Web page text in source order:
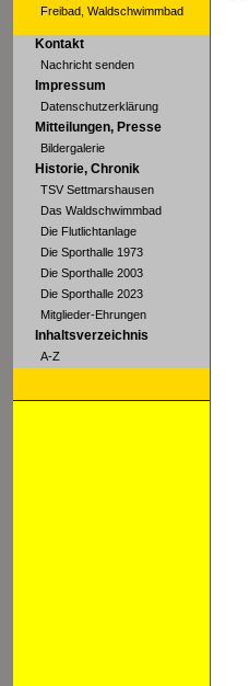
Freibad, Waldschwimmbad
Kontakt
Nachricht senden
Impressum
Datenschutzerklärung
Mitteilungen, Presse
Bildergalerie
Historie, Chronik
TSV Settmarshausen
Das Waldschwimmbad
Die Flutlichtanlage
Die Sporthalle 1973
Die Sporthalle 2003
Die Sporthalle 2023
Mitglieder-Ehrungen
Inhaltsverzeichnis
A-Z